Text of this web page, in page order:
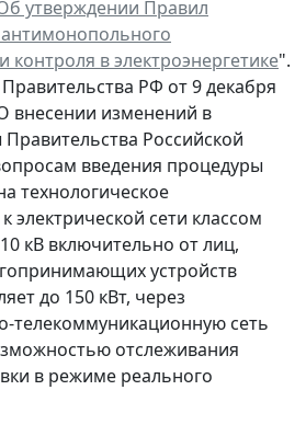
утверждении Правил
контроля в электроэнергетике".
Правительства РФ от 9 декабря
внесении изменений в
Российской
введения процедуры
технологическое
электрической сети классом
кВ включительно от лиц,
устройств
до 150 кВт, через
телекоммуникационную сеть
отслеживания
в режиме реального